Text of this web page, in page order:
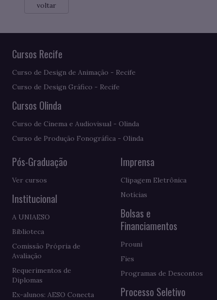
voltar
Cursos Recife
Curso de Design de Animação - Recife
Curso de Design Gráfico - Recife
Cursos Olinda
Curso de Cinema e Audiovisual - Olinda
Curso de Produção Fonográfica - Olinda
Pós-Graduação
Ver cursos
Institucional
A UNIAESO
Biblioteca
Comissão Própria de
Avaliação
Requerimentos de
Diplomas
Ex-alunos: AESO Conecta
Imprensa
Clipagem Eletrônica
Notícias
Bolsas e
Financiamentos
Prouni
Fies
Programas de Descontos
Processo Seletivo